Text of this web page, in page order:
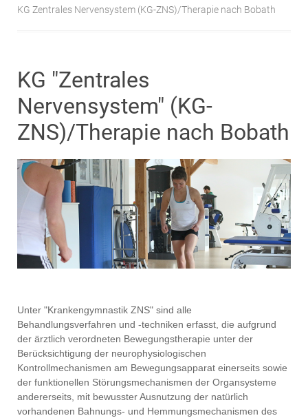
KG Zentrales Nervensystem (KG-ZNS)/Therapie nach Bobath
KG "Zentrales
Nervensystem" (KG-
ZNS)/Therapie nach Bobath
Unter "Krankengymnastik ZNS" sind alle
Behandlungsverfahren und -techniken erfasst, die aufgrund
der ärztlich verordneten Bewegungstherapie unter der
Berücksichtigung der neurophysiologischen
Kontrollmechanismen am Bewegungsapparat einerseits sowie
der funktionellen Störungsmechanismen der Organsysteme
andererseits, mit bewusster Ausnutzung der natürlich
vorhandenen Bahnungs- und Hemmungsmechanismen des